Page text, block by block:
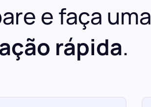
e faça uma
rápida.